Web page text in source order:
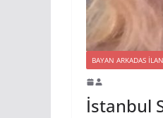
BAYAN ARKADAS
İstanbul